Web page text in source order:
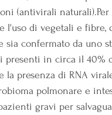
(antivirali
l'uso di vegetali e
sia confermato da uno
in circa il 40%
la presenza di RNA
polmonare e
gravi per